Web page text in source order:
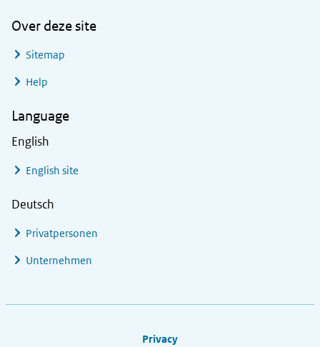
Over deze site
Sitemap
Help
Language
English
English site
Deutsch
Privatpersonen
Unternehmen
Privacy